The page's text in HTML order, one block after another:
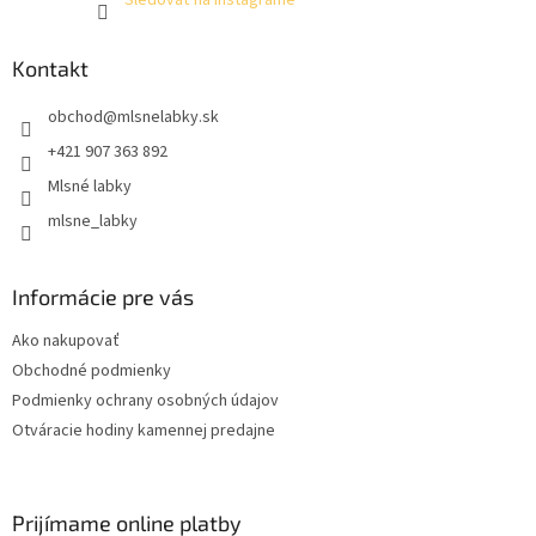
Kontakt
obchod@mlsnelabky.sk
+421 907 363 892
Mlsné labky
mlsne_labky
Informácie pre vás
Ako nakupovať
Obchodné podmienky
Podmienky ochrany osobných údajov
Otváracie hodiny kamennej predajne
Prijímame online platby